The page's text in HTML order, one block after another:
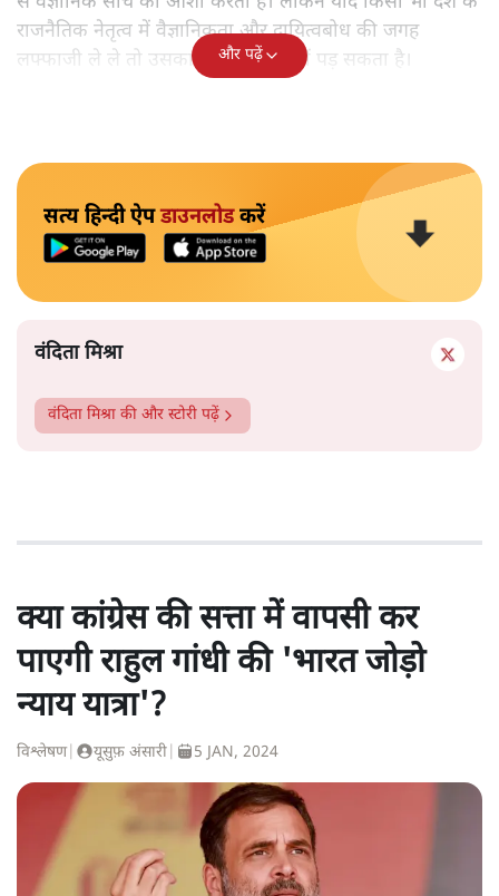
राजनैतिक नेतृत्व में वैज्ञानिकता और दायित्वबोध की जगह
लफ्फाजी ले ले तो उसका भविष्य संकट में पड़ सकता है।
और पढ़ें
सत्य हिन्दी ऐपडाउनलोडकरें
वंदिता मिश्रा
वंदिता मिश्रा की और स्टोरी पढ़ें
क्या कांग्रेस की सत्ता में वापसी कर
पाएगी राहुल गांधी की 'भारत जोड़ो
न्याय यात्रा'?
विश्लेषण| यूसुफ़ अंसारी 5 JAN, 2024